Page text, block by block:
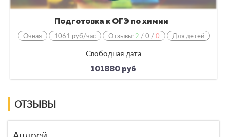
Подготовка к ОГЭ по химии
Очная
1061 руб/час Отзывы: 2 /0 /0 Для детей
Свободная дата
101880 руб
ОТЗЫВЫ